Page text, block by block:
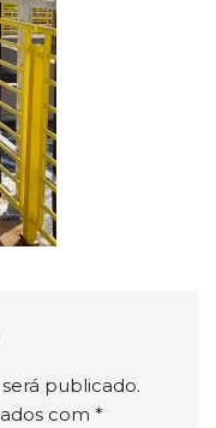
publicado.
com *